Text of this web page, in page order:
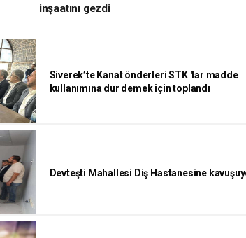
inşaatını gezdi
Siverek’te Kanat önderleri STK 'lar madde
kullanımına dur demek için toplandı
Devteşti Mahallesi Diş Hastanesine